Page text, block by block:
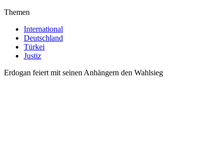
Themen
International
Deutschland
Türkei
Justiz
Erdogan feiert mit seinen Anhängern den Wahlsieg